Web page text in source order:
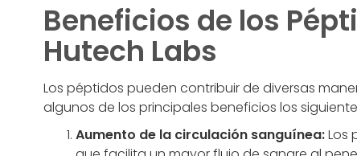
Beneficios de los
Hutech Labs
Los péptidos pueden contribuir de diversas
algunos de los principales beneficios los
Aumento de la circulación sanguínea:Los